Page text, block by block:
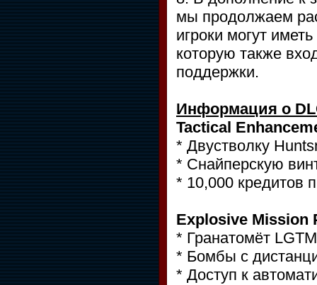
мы продолжаем
игроки могут
которую также
поддержки.
Информация о
Tactical
* Двустволку
* Снайперскую
* 10,000 кредитов
Explosive Mission
* Гранатомёт
* Бомбы с
* Доступ к